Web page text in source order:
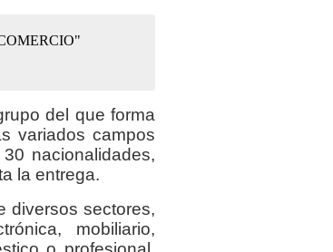
del que forma
variados campos
nacionalidades,
la entrega.
diversos sectores,
mobiliario,